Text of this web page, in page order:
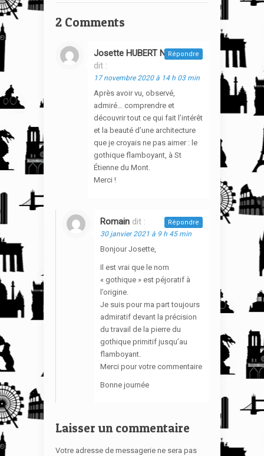
2 Comments
Josette HUBERT N'GUYEN
dit :
17 novembre 2020 à 14 h 03 min
Après avoir vu, observé,
admiré… comprendre et
découvrir tout ce qui fait l’intérêt
et la beauté d’une architecture
que je croyais ne pas aimer : le
gothique flamboyant, à St
Étienne du Mont.
Merci !
Répondre
Romain dit :
30 janvier 2021 à 9 h 45 min
Bonjour Josette,
Il est vrai que le nom
« gothique » est péjoratif à
l’origine.
Je suis pour ma part toujours
admiratif devant la précision
du travail de la pierre du
gothique primitif jusqu’au
flamboyant.
Merci pour votre commentaire
Bonne journée
Répondre
Laisser un commentaire
Votre adresse de messagerie ne sera pas